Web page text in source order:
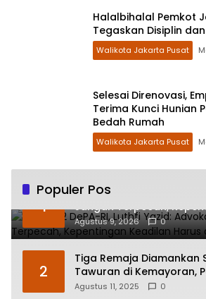
Halalbihalal Pemkot
Tegaskan Disiplin
Walikota Jakarta Pusat
Selesai Direnovasi,
Terima Kunci Hunian
Bedah Rumah
Walikota Jakarta Pusat
Populer Pos
1
HUT ke-2 DePA-RI, Luthfi
Jangan Terpecah,
Harus di Atas Organisasi
Agustus 9, 2026 0
2
Tiga Remaja Diamankan
Tawuran di Kemayoran,
Agustus 11, 2025 0